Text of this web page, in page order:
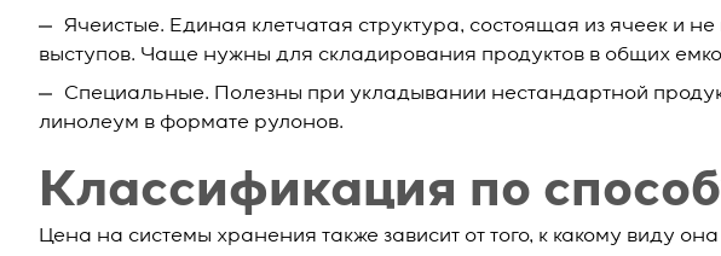
Ячеистые. Единая клетчатая структура, состоящая из ячеек и
выступов. Чаще нужны для складирования продуктов в общих
Специальные. Полезны при укладывании нестандартной
линолеум в формате рулонов.
Классификация по
Цена на системы хранения также зависит от того, к какому виду